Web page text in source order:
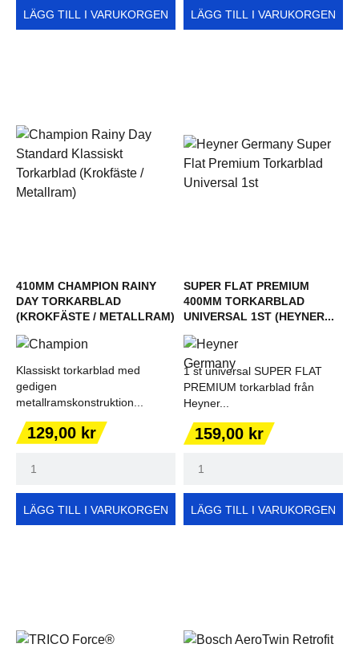
LÄGG TILL I VARUKORGEN LÄGG TILL I VARUKORGEN
410MM CHAMPION RAINY
DAY TORKARBLAD
(KROKFÄSTE / METALLRAM)
Klassiskt torkarblad med
gedigen
metallramskonstruktion...
Pris
129,00 kr
LÄGG TILL I VARUKORGEN
SUPER FLAT PREMIUM
400MM TORKARBLAD
UNIVERSAL 1ST (HEYNER...
1 st universal SUPER FLAT
PREMIUM torkarblad från
Heyner...
Pris
159,00 kr
LÄGG TILL I VARUKORGEN